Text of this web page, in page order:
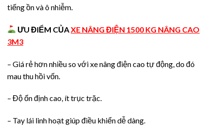
tiếng ồn và ô nhiễm.
ƯU ĐIỂM CỦAXE NÂNG ĐIỆN 1500 KG NÂNG CAO
3M3
– Giá rẻ hơn nhiều so với xe nâng điện cao tự động, do đó
mau thu hồi vốn.
– Độ ổn định cao, ít trục trặc.
– Tay lái linh hoạt giúp điều khiển dễ dàng.